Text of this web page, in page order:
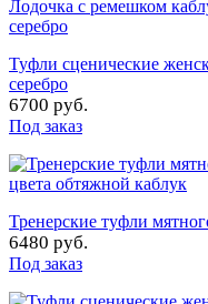
Туфли сценические
серебро
6700 руб.
Под заказ
Тренерские туфли
6480 руб.
Под заказ